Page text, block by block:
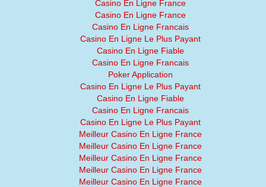
Casino En Ligne France
Casino En Ligne France
Casino En Ligne Francais
Casino En Ligne Le Plus Payant
Casino En Ligne Fiable
Casino En Ligne Francais
Poker Application
Casino En Ligne Le Plus Payant
Casino En Ligne Fiable
Casino En Ligne Francais
Casino En Ligne Le Plus Payant
Meilleur Casino En Ligne France
Meilleur Casino En Ligne France
Meilleur Casino En Ligne France
Meilleur Casino En Ligne France
Meilleur Casino En Ligne France